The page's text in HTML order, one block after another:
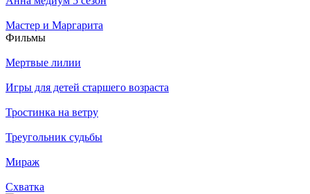
Мастер и Маргарита
Филь­мы
Мертвые лилии
Игры для детей старшего возраста
Тростинка на ветру
Треугольник судьбы
Мираж
Схватка